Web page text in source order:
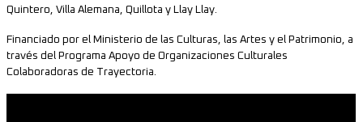
Quintero, Villa Alemana, Quillota y Llay Llay.
Financiado por el Ministerio de las Culturas, las Artes y el Patrimonio, a
través del Programa Apoyo de Organizaciones Culturales
Colaboradoras de Trayectoria.